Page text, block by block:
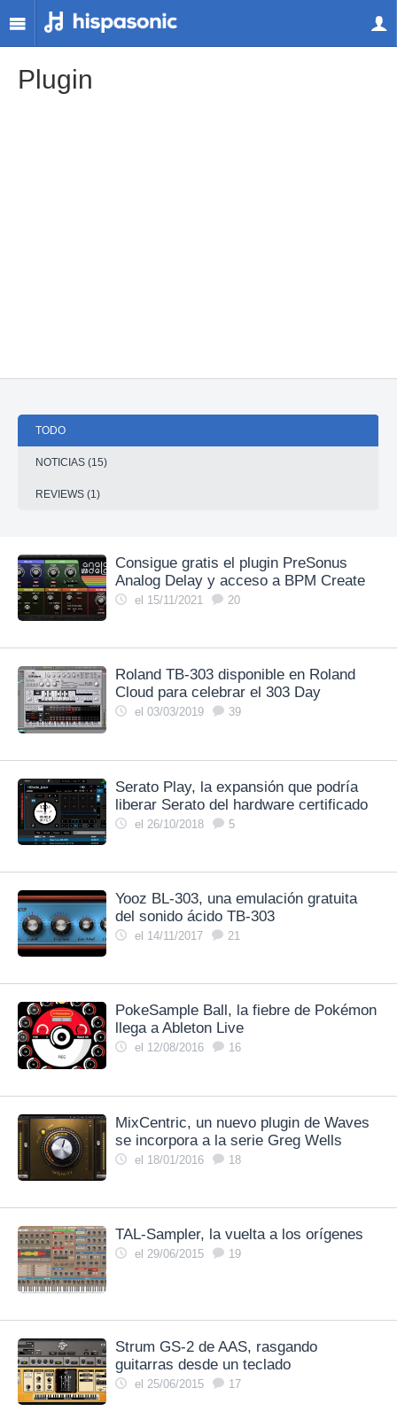
Plugin
TODO
NOTICIAS (15)
REVIEWS (1)
Consigue gratis el plugin PreSonus
Analog Delay y acceso a BPM Create
el 15/11/2021 20
Roland TB-303 disponible en Roland
Cloud para celebrar el 303 Day
el 03/03/2019 39
Serato Play, la expansión que podría
liberar Serato del hardware certificado
el 26/10/2018 5
Yooz BL-303, una emulación gratuita
del sonido ácido TB-303
el 14/11/2017 21
PokeSample Ball, la fiebre de Pokémon
llega a Ableton Live
el 12/08/2016 16
MixCentric, un nuevo plugin de Waves
se incorpora a la serie Greg Wells
el 18/01/2016 18
TAL-Sampler, la vuelta a los orígenes
el 29/06/2015 19
Strum GS-2 de AAS, rasgando
guitarras desde un teclado
el 25/06/2015 17